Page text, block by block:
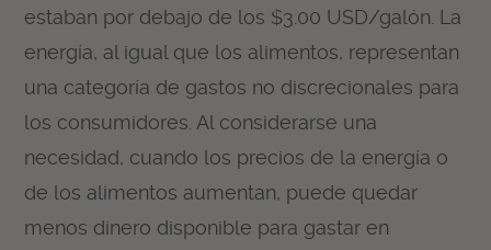
estaban por debajo de los $3.00 USD/galón. La
energía, al igual que los alimentos, representan
una categoría de gastos no discrecionales para
los consumidores. Al considerarse una
necesidad, cuando los precios de la energía o
de los alimentos aumentan, puede quedar
menos dinero disponible para gastar en